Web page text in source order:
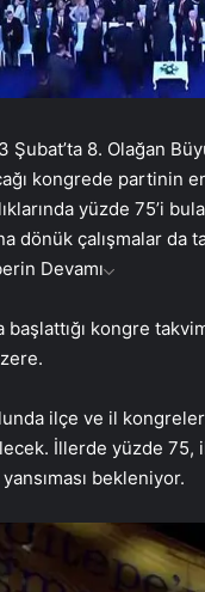
Şubat’ta 8. Olağan
kongrede partinin
yüzde 75’i
dönük çalışmalar da
Devamı
başlattığı kongre
ilçe ve il
İllerde yüzde 75,
bekleniyor.